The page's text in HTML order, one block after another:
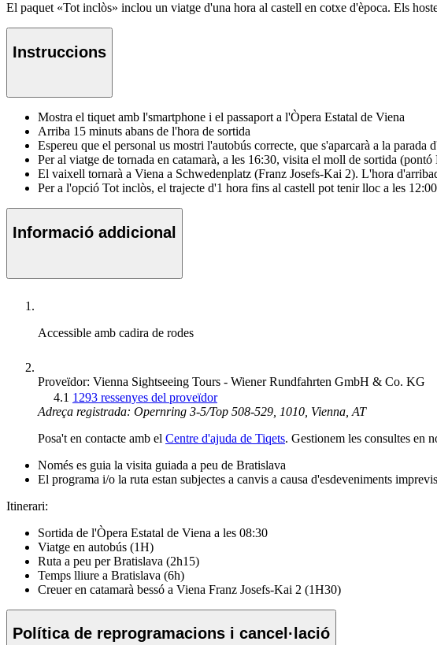
El paquet «Tot inclòs» inclou un viatge d'una hora al castell en cotxe d'època. Els
Instruccions
Mostra el tiquet amb l'smartphone i el passaport a l'Òpera Estatal de Viena
Arriba 15 minuts abans de l'hora de sortida
Espereu que el personal us mostri l'autobús correcte, que s'aparcarà a la parada
Per al viatge de tornada en catamarà, a les 16:30, visita el moll de sortida
El vaixell tornarà a Viena a Schwedenplatz (Franz Josefs-Kai 2). L'hora
Per a l'opció Tot inclòs, el trajecte d'1 hora fins al castell pot tenir lloc a les
Informació addicional
Accessible amb cadira de rodes
Proveïdor: Vienna Sightseeing Tours - Wiener Rundfahrten GmbH & Co. KG
4.1 1293 ressenyes del proveïdor
Adreça registrada: Opernring 3-5/Top 508-529, 1010, Vienna, AT
Posa't en contacte amb el Centre d'ajuda de Tiqets. Gestionem les consultes en
Només es guia la visita guiada a peu de Bratislava
El programa i/o la ruta estan subjectes a canvis a causa d'esdeveniments
Itinerari:
Sortida de l'Òpera Estatal de Viena a les 08:30
Viatge en autobús (1H)
Ruta a peu per Bratislava (2h15)
Temps lliure a Bratislava (6h)
Creuer en catamarà bessó a Viena Franz Josefs-Kai 2 (1H30)
Política de reprogramacions i cancel·lació